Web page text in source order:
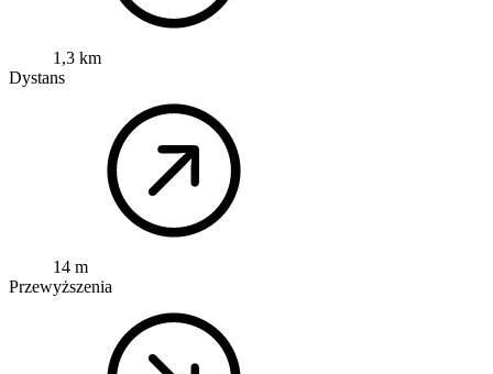
1,3 km
Dystans
14 m
Przewyższenia